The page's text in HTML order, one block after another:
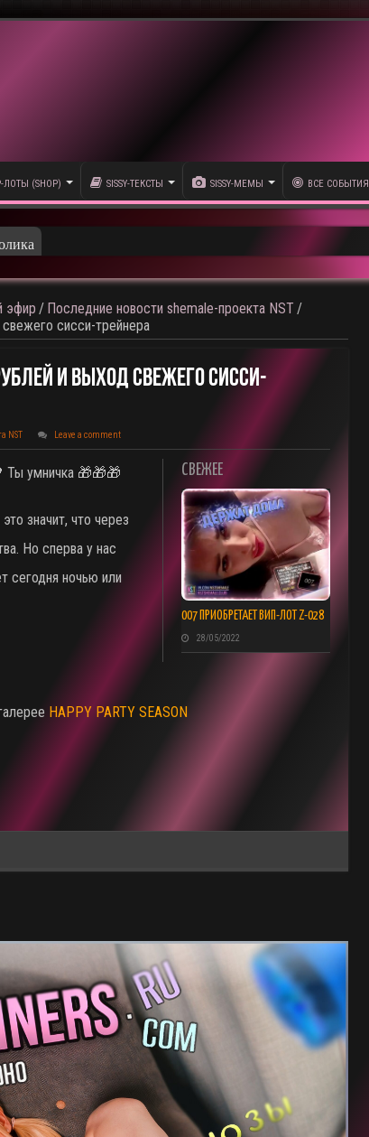
ЛОТЫ (SHOP) SISSY-ТЕКСТЫ SISSY-МЕМЫ ВСЕ СОБЫТИЯ
эфир / Последние новости shemale-проекта NST /
сисси-трейнера
И Выход Свежего Сисси-
NST Leave a comment
СВЕЖЕЕ
007 ПРИОБРЕТАЕТ ВИП-ЛОТ Z-028
28/05/2022
Ты умничка 🎁🎁🎁
значит, что через
Но сперва у нас
сегодня ночью или
HAPPY PARTY SEASON